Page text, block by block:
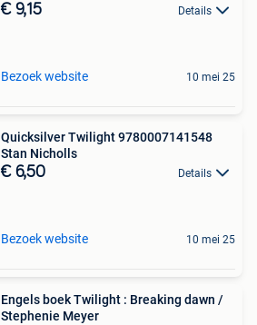
€ 9,15 Details
Bezoek website 10 mei 25
Quicksilver Twilight 9780007141548
Stan Nicholls
€ 6,50 Details
Bezoek website 10 mei 25
Engels boek Twilight : Breaking dawn /
Stephenie Meyer